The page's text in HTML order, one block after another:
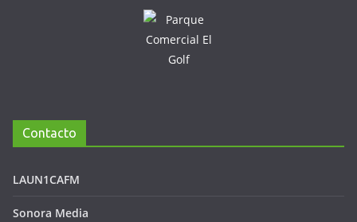
Contacto
LAUN1CAFM
Sonora Media